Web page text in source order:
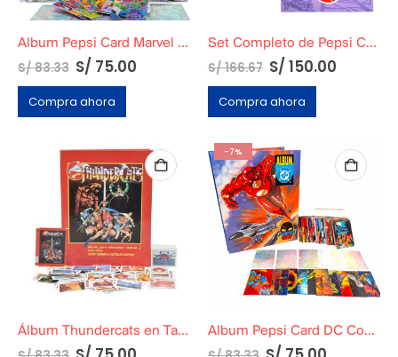
Album Pepsi Card Marvel Completo
S/83.33 S/ 75.00
Compra ahora
Set Completo de Pepsi Card Marvel + Pepsi Card DC + Micas + Todas las cards
S/166.67 S/ 150.00
Compra ahora
Álbum Thundercats en Tapa Dura
-7%
Album Pepsi Card DC Completo